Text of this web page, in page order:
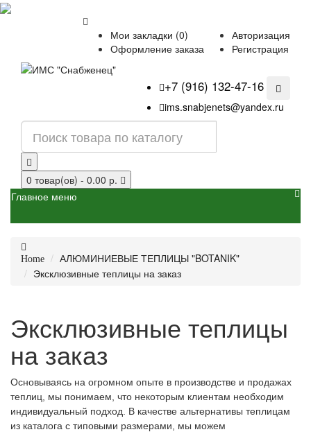
Авторизация
Регистрация
Мои закладки (0)
Оформление заказа
+7 (916) 132-47-16
ims.snabjenets@yandex.ru
0 товар(ов) - 0.00 р.
Главное меню
Home
АЛЮМИНИЕВЫЕ ТЕПЛИЦЫ "BOTANIK"
Эксклюзивные теплицы на заказ
Эксклюзивные теплицы
на заказ
Основываясь на огромном опыте в производстве и продажах
теплиц, мы понимаем, что некоторым клиентам необходим
индивидуальный подход. В качестве альтернативы теплицам
из каталога с типовыми размерами, мы можем